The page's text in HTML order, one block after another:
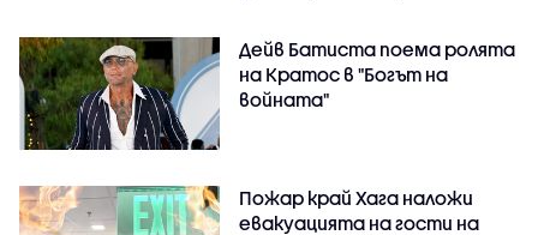
Дейв Батиста поема ролята
на Кратос в "Богът на
войната"
Пожар край Хага наложи
евакуацията на гости на